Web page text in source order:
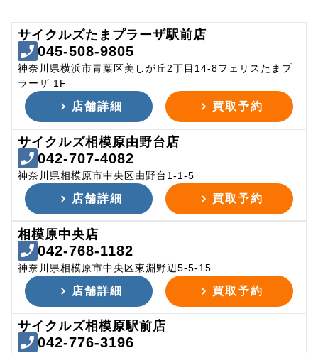
サイクルズたまプラーザ駅前店
045-508-9805
神奈川県横浜市青葉区美しが丘2丁目14-8フェリスたまプ
ラーザ 1F
店舗詳細 買取予約
サイクルズ相模原由野台店
042-707-4082
神奈川県相模原市中央区由野台1-1-5
店舗詳細 買取予約
相模原中央店
042-768-1182
神奈川県相模原市中央区東淵野辺5-5-15
店舗詳細 買取予約
サイクルズ相模原駅前店
042-776-3196